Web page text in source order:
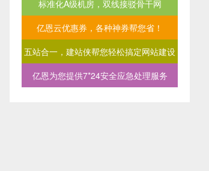
标准化A级机房，双线接驳骨干网
亿恩云优惠券，各种神券帮您省！
五站合一，建站侠帮您轻松搞定网站建设
亿恩为您提供7*24安全应急处理服务